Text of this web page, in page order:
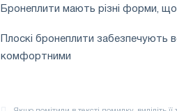
Бронеплити мають різні форми,
Плоскі бронеплити
комфортними